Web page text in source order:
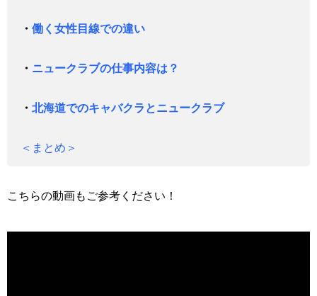
・ 働く女性目線での違い
・ ニュークラブの仕事内容は？
・ 北海道でのキャバクラとニュークラブ
＜まとめ＞
こちらの動画もご参考ください！